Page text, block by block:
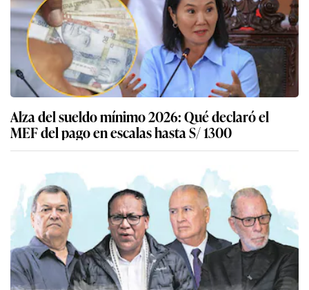
Alza del sueldo mínimo 2026: Qué declaró el
MEF del pago en escalas hasta S/ 1300